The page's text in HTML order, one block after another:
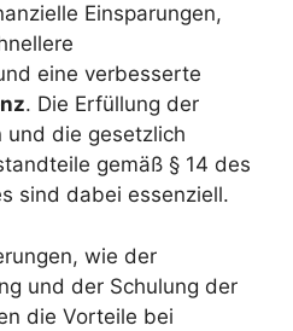
Einsparungen,
eine verbesserte
. Die Erfüllung der
und die gesetzlich
gemäß § 14 des
sind dabei essenziell.
wie der
und der Schulung der
die Vorteile bei